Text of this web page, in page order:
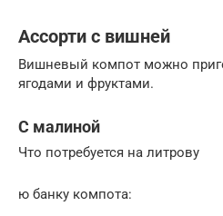
Ассорти с вишней
Вишневый компот можно
ягодами и фруктами.
С малиной
Что потребуется на литрову
ю банку компота: